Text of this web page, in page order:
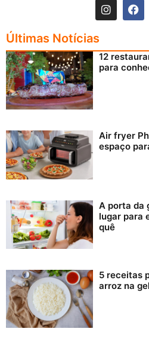
Últimas Notícias
12
para
Air fryer
espaço
A porta da
lugar para
quê
5 receitas
arroz na